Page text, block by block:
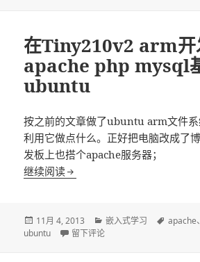
在Tiny210v2 arm开
apache php mysql
ubuntu
按之前的文章做了ubuntu arm文件系
利用它做点什么。正好把电脑改成了
发板上也搭个apache服务器；
继续阅读在Tiny210v2 arm开发板上
发
布
11月 4, 2013
分
嵌入式学习
标
apache
ubuntu
于在Tiny210v2 arm开发板上安装
留下评论